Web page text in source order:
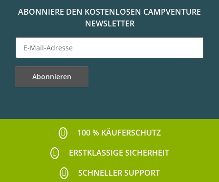
ABONNIERE DEN KOSTENLOSEN CAMPVENTURE
NEWSLETTER
Abonnieren
100 % KÄUFERSCHUTZ
ERSTKLASSIGE SICHERHEIT
SCHNELLER SUPPORT